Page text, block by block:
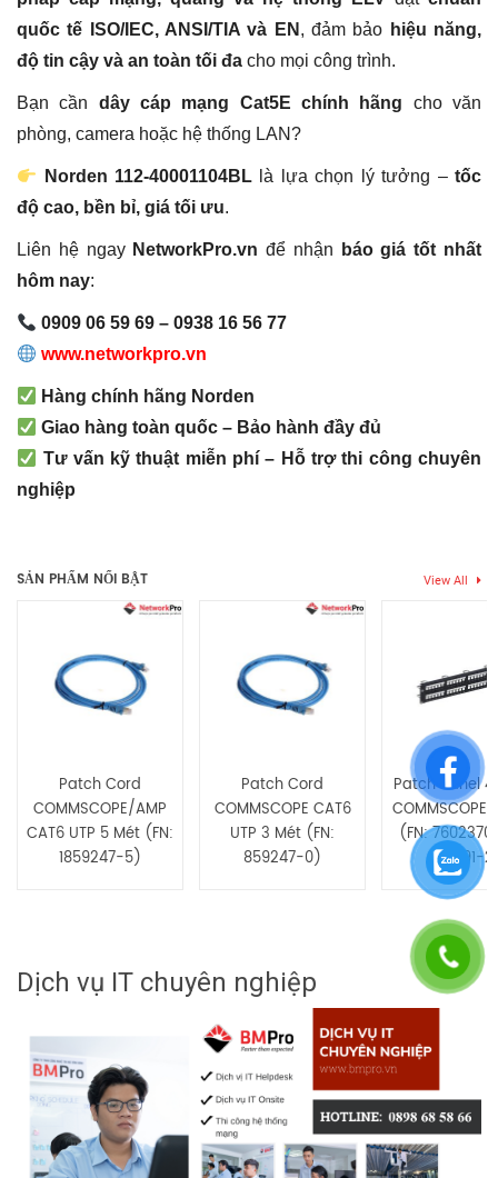
quốc tế ISO/IEC, ANSI/TIA và EN , đảm bảo hiệu năng,
độ tin cậy và an toàn tối đa cho mọi công trình.
Bạn cần dây cáp mạng Cat5E chính hãng cho văn
phòng, camera hoặc hệ thống LAN?
Norden 112-40001104BL là lựa chọn lý tưởng –tốc
độ cao, bền bỉ, giá tối ưu.
Liên hệ ngay NetworkPro.vn để nhận
báo giá tốt nhất
hôm nay:
0909 06 59 69 – 0938 16 56 77
www.networkpro.vn
Hàng chính hãng Norden
Giao hàng toàn quốc – Bảo hành đầy đủ
Tư vấn kỹ thuật miễn phí – Hỗ trợ thi công chuyên
nghiệp
40001104BL , norden
Hãy là người đầu tiên nhận xét “Cáp mạng Cat5e U/UTP Norden
| PN: 112-40001104BL”
SẢN PHẨM NỔI BẬT View All
Patch Cord
COMMSCOPE/AMP
CAT6 UTP 5 Mét (FN:
1859247-5)
Patch Cord
COMMSCOPE CAT6
UTP 3 Mét (FN:
859247-0)
Patch Panel
COMMSCOPE
(FN:
1375191-
Dịch vụ IT chuyên nghiệp